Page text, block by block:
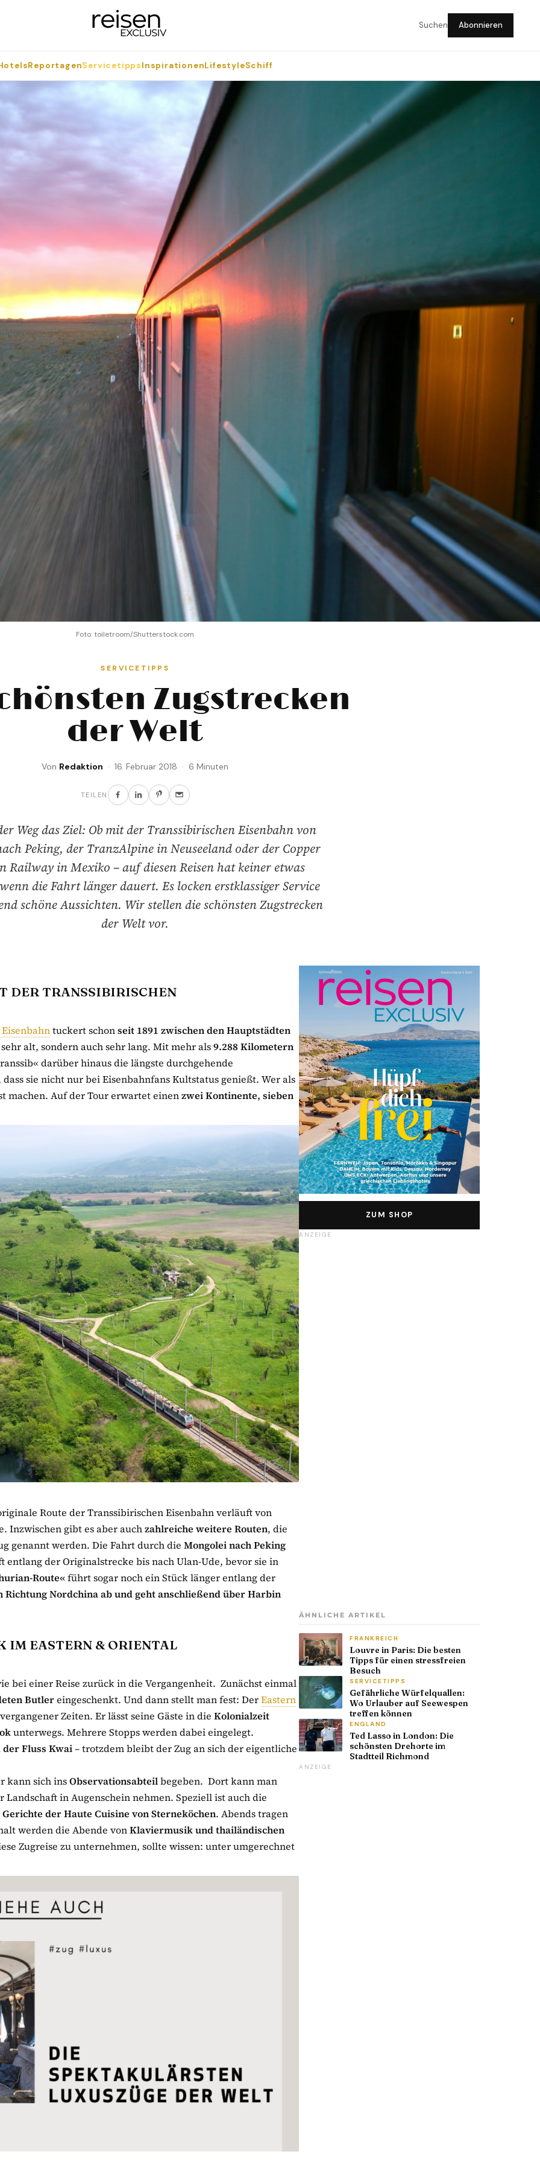
Suchen Abonnieren
ReportagenServicetippsInspirationenLifestyleSchiff
Foto: toiletroom/Shutterstock.com
SERVICETIPPS
Zugstrecken
der Welt
Von Redaktion · 16. Februar 2018 · 6 Minuten
TEILEN
Weg das Ziel: Ob mit der Transsibirischen Eisenbahn von
Peking, der TranzAlpine in Neuseeland oder der Copper
Railway in Mexiko – auf diesen Reisen hat keiner etwas
die Fahrt länger dauert. Es locken erstklassiger Service
schöne Aussichten. Wir stellen die schönsten Zugstrecken
der Welt vor.
DER TRANSSIBIRISCHEN
tuckert schonseit 1891 zwischen den Hauptstädten
alt, sondern auch sehr lang. Mit mehr als9.288 Kilometern
darüber hinaus die längste durchgehende
sie nicht nur bei Eisenbahnfans Kultstatus genießt. Wer als
machen. Auf der Tour erwartet einenzwei Kontinente, sieben
Route der Transsibirischen Eisenbahn verläuft von
Inzwischen gibt es aber auchzahlreiche weitere Routen, die
genannt werden. Die Fahrt durch die Mongolei nach Peking
entlang der Originalstrecke bis nach Ulan-Ude, bevor sie in
Route«führt sogar noch ein Stück länger entlang der
Richtung Nordchina ab und geht anschließend über Harbin
IM EASTERN & ORIENTAL
bei einer Reise zurück in die Vergangenheit. Zunächst einmal
Butlereingeschenkt. Und dann stellt man fest: DerEastern
Zeiten. Er lässt seine Gäste in die Kolonialzeit
unterwegs. Mehrere Stopps werden dabei eingelegt.
der Fluss Kwai– trotzdem bleibt der Zug an sich der eigentliche
kann sich insObservationsabteilbegeben. Dort kann man
in Augenschein nehmen. Speziell ist auch die
der Haute Cuisine von Sterneköchen. Abends tragen
werden die Abende vonKlaviermusik und thailändischen
Zugreise zu unternehmen, sollte wissen: unter umgerechnet
ZUM SHOP
ANZEIGE
ÄHNLICHE ARTIKEL
FRANKREICH
Louvre in Paris: Die besten
Tipps für einen stressfreien
Besuch
SERVICETIPPS
Gefährliche Würfelquallen:
Wo Urlauber auf Seewespen
treffen können
ENGLAND
Ted Lasso in London: Die
schönsten Drehorte im
Stadtteil Richmond
ANZEIGE